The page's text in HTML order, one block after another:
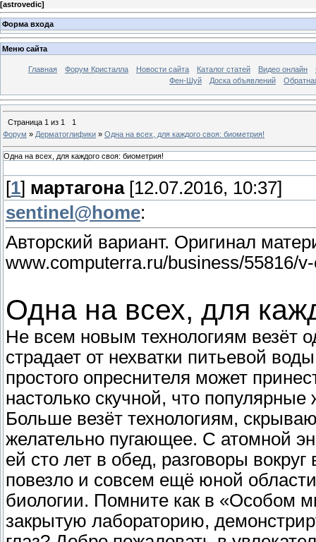
[astrovedic]
Форма входа
Меню сайта
Главная Форум Кристалла Новости сайта Каталог статей Видео онлайн
Фен-Шуй
Доска объявлений
Страница 1 из 1
1
Форум » Дерматоглифики » Одна на всех, для каждого своя: биометрия!
Одна на всех, для каждого своя: биометрия!
[1] мартагона[12.07.2016, 10:37]
sentinel@home:
Авторский вариант. Оригинал
www.computerra.ru/business/55816/
Одна на всех, для
Не всем новым технологиям везёт
страдает от нехватки питьевой
простого опреснителя может
настолько скучной, что
Больше везёт технологиям,
желательно пугающее. С атомной
ей сто лет в обед, разговоры
повезло и совсем ещё юной
биологии. Помните как в «Особом
закрытую лабораторию,